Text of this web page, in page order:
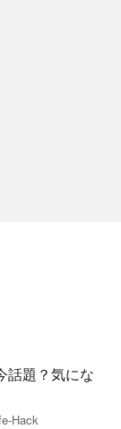
話題？気にな
Hack